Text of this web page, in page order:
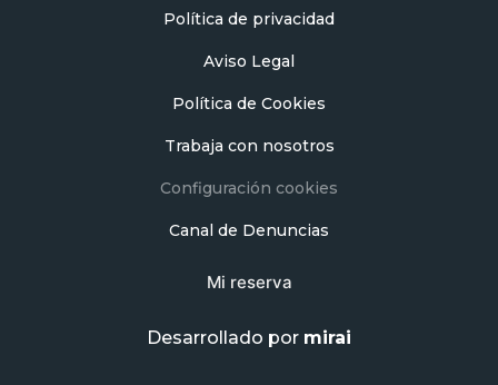
Política de privacidad
Aviso Legal
Política de Cookies
Trabaja con nosotros
Configuración cookies
Canal de Denuncias
Mi reserva
Desarrollado por mirai